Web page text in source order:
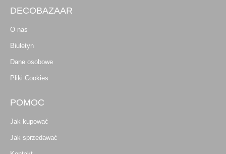
DECOBAZAAR
O nas
Biuletyn
Dane osobowe
Pliki Cookies
POMOC
Jak kupować
Jak sprzedawać